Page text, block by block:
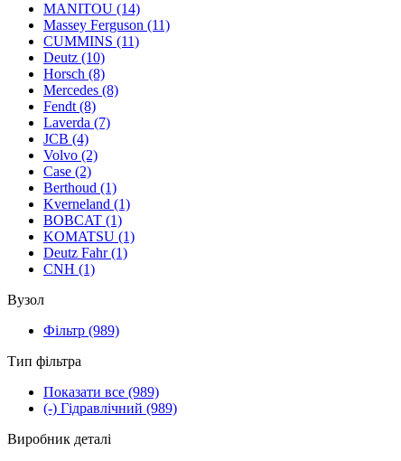
MANITOU (14)
Massey Ferguson (11)
CUMMINS (11)
Deutz (10)
Horsch (8)
Mercedes (8)
Fendt (8)
Laverda (7)
JCB (4)
Volvo (2)
Case (2)
Berthoud (1)
Kverneland (1)
BOBCAT (1)
KOMATSU (1)
Deutz Fahr (1)
CNH (1)
Вузол
Фільтр (989)
Тип фільтра
Показати все (989)
(-) Гідравлічний (989)
Виробник деталі